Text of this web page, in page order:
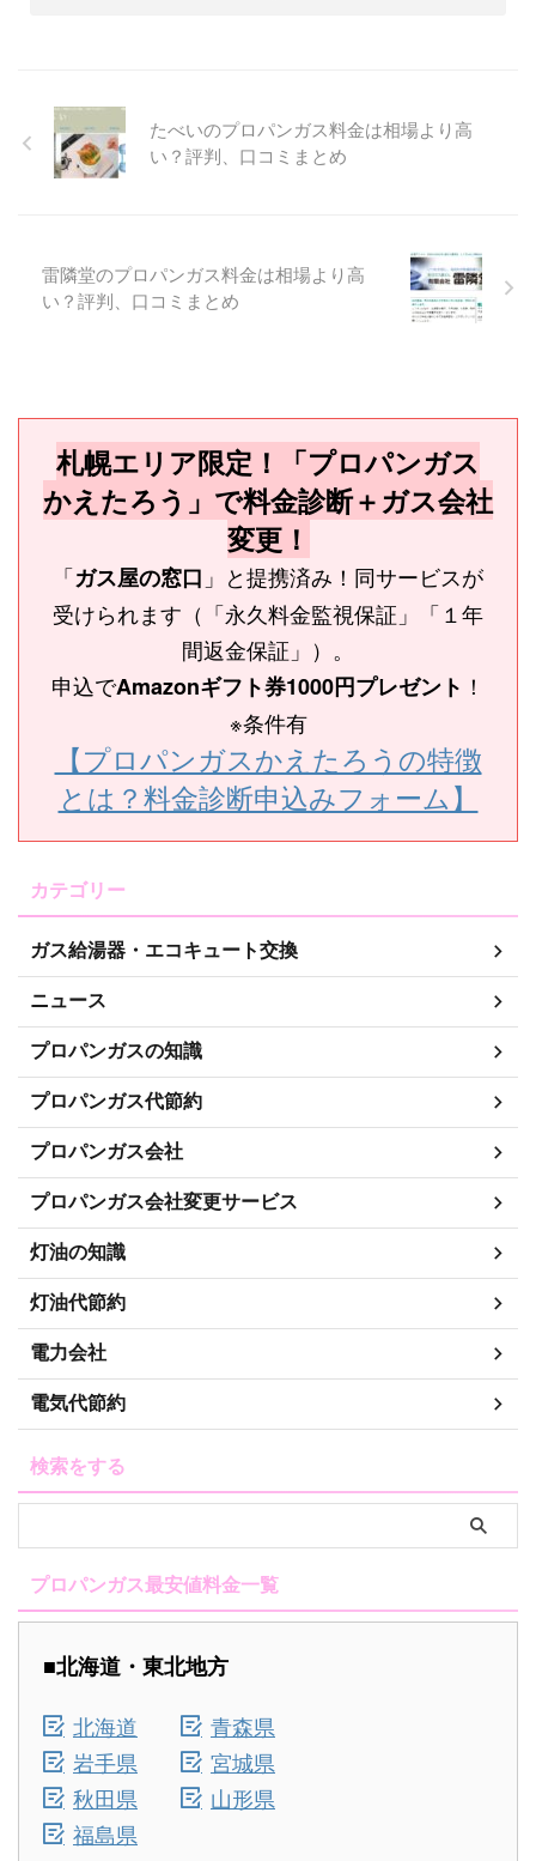
たべいのプロパンガス料金は相場より高
い？評判、口コミまとめ
雷隣堂のプロパンガス料金は相場より高
い？評判、口コミまとめ
札幌エリア限定！「プロパンガス
かえたろう」で料金診断＋ガス会社
変更！
「ガス屋の窓口 」と提携済み！同サービスが
受けられます（「永久料金監視保証」「１年
間返金保証」）。
申込でAmazonギフト券1000円プレゼント ！
※条件有
【プロパンガスかえたろうの特徴
とは？料金診断申込みフォーム】
カテゴリー
ガス給湯器・エコキュート交換
ニュース
プロパンガスの知識
プロパンガス代節約
プロパンガス会社
プロパンガス会社変更サービス
灯油の知識
灯油代節約
電力会社
電気代節約
検索をする
プロパンガス最安値料金一覧
■北海道・東北地方
北海道
青森県
岩手県
宮城県
秋田県
山形県
福島県